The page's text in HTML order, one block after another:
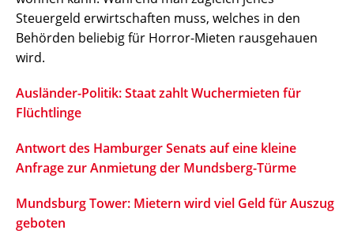
Steuergeld erwirtschaften muss, welches in den
Behörden beliebig für Horror-Mieten rausgehauen
wird.
Ausländer-Politik: Staat zahlt Wuchermieten für
Flüchtlinge
Antwort des Hamburger Senats auf eine kleine
Anfrage zur Anmietung der Mundsberg-Türme
Mundsburg Tower: Mietern wird viel Geld für Auszug
geboten